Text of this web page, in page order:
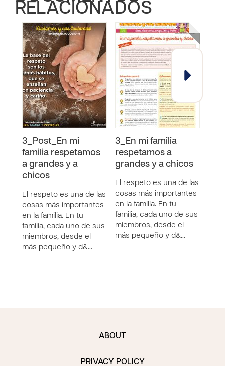
RELACIONADOS
3_Post_En mi
familia respetamos
a grandes y a
chicos
El respeto es una de las
cosas más importantes
en la familia. En tu
familia, cada uno de sus
miembros, desde el
más pequeño y d&…
3_En mi familia
respetamos a
grandes y a chicos
El respeto es una de las
cosas más importantes
en la familia. En tu
familia, cada uno de sus
miembros, desde el
más pequeño y d&…
ABOUT
PRIVACY POLICY